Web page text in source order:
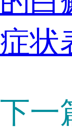
症状
下一